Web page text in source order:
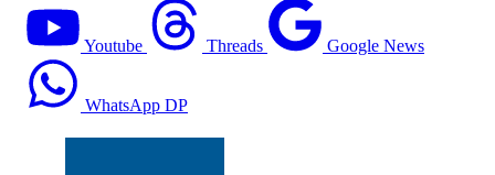
Youtube Threads Google News
WhatsApp DP